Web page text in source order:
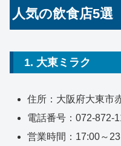
人気の飲食店5選
1. 大東ミラク
住所：大阪府大東市
電話番号：072-872-
営業時間：17:00～